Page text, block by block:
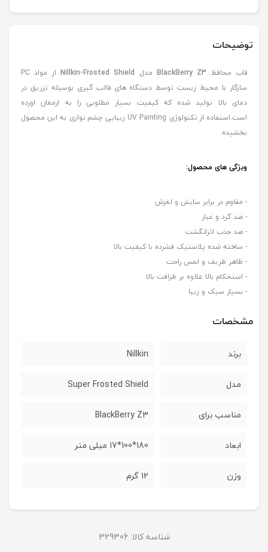
توضیحات
قاب محافظ BlackBerry Z3مدل Nillkin-Frosted Shield
از مواد PC
سازگار با محیط زیست توسط دستگاه های قالب گیری بوسیله تزریق در
دمای بالا تولید شده که کیفیت بسیار مطلوبی را به ارمغان اورده
است.استفاده از تکنولوژی UV Painting زیبایی چشم نوازی به این محصول
بخشیده.
ویژگی های محصول:
- مقاوم در برابر سایش و لغزش
- ضد گرد و غبار
- ضد جذب اثرانگشت
- ساخته شده پلاستیک فشرده با کیفیت بالا
- ظاهر ظریف و لمس راحت
- استحکام بالا علاوه بر ظرافت بالا
- بسیار سبک و زیبا
مشخصات
برند Nillkin
مدل Super Frosted Shield
مناسب برای BlackBerry Z3
ابعاد 180*100*17 میلی متر
وزن 12 گرم
شناسه کالا:329306